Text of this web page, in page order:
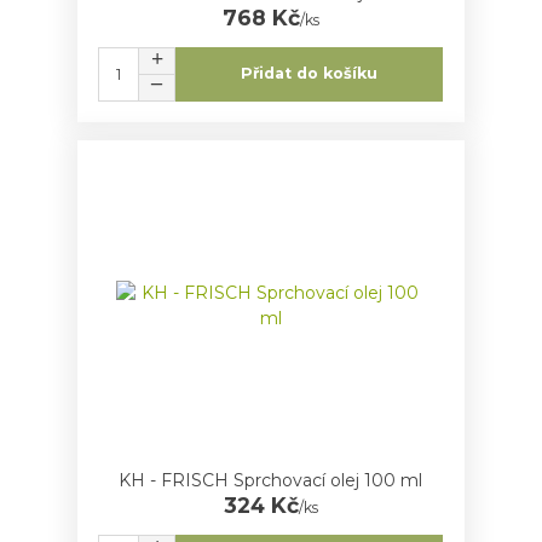
768 Kč/ks
Přidat do košíku
KH - FRISCH Sprchovací olej 100 ml
324 Kč/ks